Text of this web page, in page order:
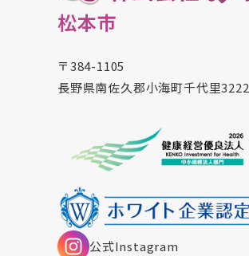
松本市
〒384-1105
長野県南佐久郡小海町千代里3222
公式Instagram